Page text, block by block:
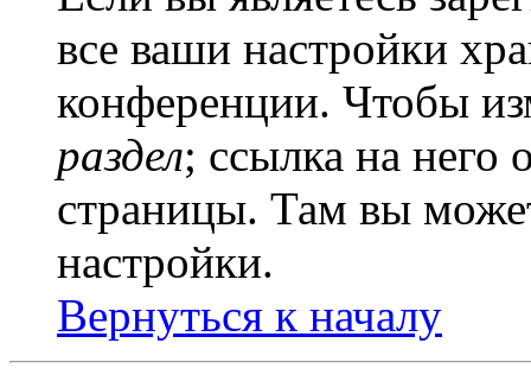
все ваши настройки
конференции. Чтобы
раздел; ссылка на него
страницы. Там вы
настройки.
Вернуться к началу